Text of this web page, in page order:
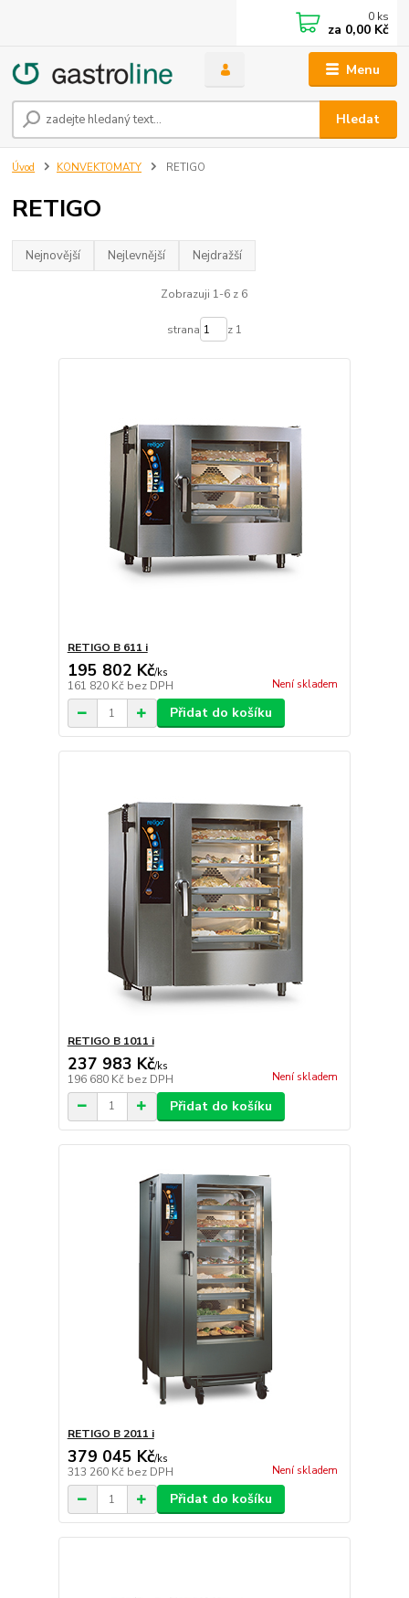
Menu
Hledat
0 ks
za 0,00 Kč
Úvod KONVEKTOMATY RETIGO
RETIGO
Nejnovější Nejlevnější Nejdražší
Zobrazuji 1-6 z 6
strana z 1
RETIGO B 611 i
195 802 Kč/ks
161 820 Kč bez DPH Není skladem
Přidat do košíku
RETIGO B 1011 i
237 983 Kč/ks
196 680 Kč bez DPH Není skladem
Přidat do košíku
RETIGO B 2011 i
379 045 Kč/ks
313 260 Kč bez DPH Není skladem
Přidat do košíku